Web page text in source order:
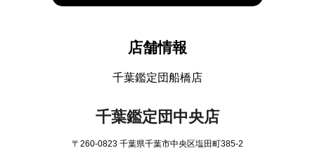
店舗情報
千葉鑑定団船橋店
千葉鑑定団中央店
〒260-0823 千葉県千葉市中央区塩田町385-2